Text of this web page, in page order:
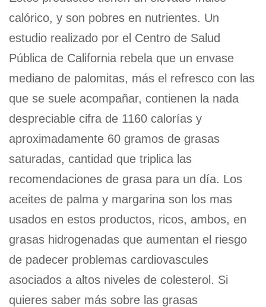
calórico, y son pobres en nutrientes. Un
estudio realizado por el Centro de Salud
Pública de California rebela que un envase
mediano de palomitas, más el refresco con las
que se suele acompañar, contienen la nada
despreciable cifra de 1160 calorías y
aproximadamente 60 gramos de grasas
saturadas, cantidad que triplica las
recomendaciones de grasa para un día. Los
aceites de palma y margarina son los mas
usados en estos productos, ricos, ambos, en
grasas hidrogenadas que aumentan el riesgo
de padecer problemas cardiovascules
asociados a altos niveles de colesterol. Si
quieres saber más sobre las grasas